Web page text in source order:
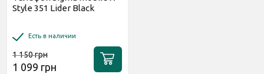
Style 351 Lider Black
Есть в наличии
1 150 грн
1 099 грн